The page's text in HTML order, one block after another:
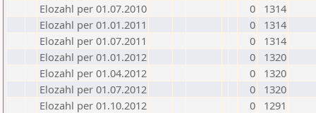
Elozahl per 01.07.2010
0
1314
Elozahl per 01.01.2011
0
1314
Elozahl per 01.07.2011
0
1314
Elozahl per 01.01.2012
0
1320
Elozahl per 01.04.2012
0
1320
Elozahl per 01.07.2012
0
1320
Elozahl per 01.10.2012
0
1291